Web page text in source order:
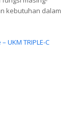
kebutuhan dalam
UKM TRIPLE-C